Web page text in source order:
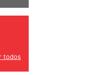
todos